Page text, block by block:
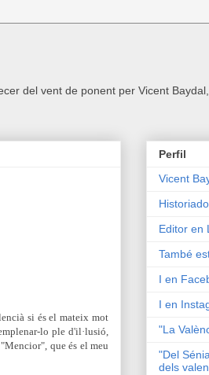
del vent de ponent per Vicent
si és el mateix mot
lo ple d'il·lusió,
que és el meu
Perfil
Vicent
Editor en
També
I en
I en
"La
"Del
dels